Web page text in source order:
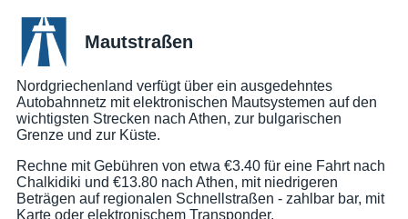
Mautstraßen
Nordgriechenland verfügt über ein ausgedehntes
Autobahnnetz mit elektronischen Mautsystemen auf den
wichtigsten Strecken nach Athen, zur bulgarischen
Grenze und zur Küste.
Rechne mit Gebühren von etwa €3.40 für eine Fahrt nach
Chalkidiki und €13.80 nach Athen, mit niedrigeren
Beträgen auf regionalen Schnellstraßen - zahlbar bar, mit
Karte oder elektronischem Transponder.